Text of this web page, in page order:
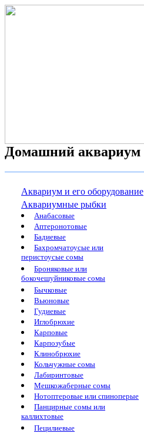
Домашний аквариум
Аквариум и его оборудование
Аквариумные рыбки
Анабасовые
Аптеронотовые
Бадиевые
Бахромчатоусые или
перистоусые сомы
Броняковые или
бокочешуйниковые сомы
Бычковые
Вьюновые
Гудиевые
Иглобрюхие
Карповые
Карпозубые
Клинобрюхие
Кольчужные сомы
Лабиринтовые
Мешкожаберные сомы
Нотоптеровые или спиноперые
Панцирные сомы или
каллихтовые
Пецилиевые